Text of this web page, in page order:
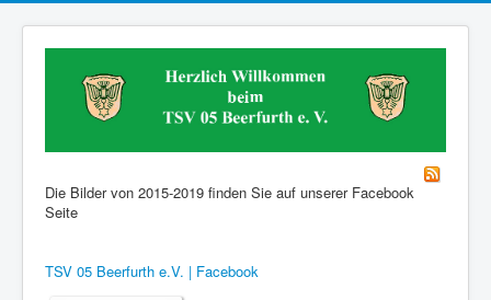
Die Bilder von 2015-2019 finden Sie auf unserer Facebook
Seite
TSV 05 Beerfurth e.V. | Facebook